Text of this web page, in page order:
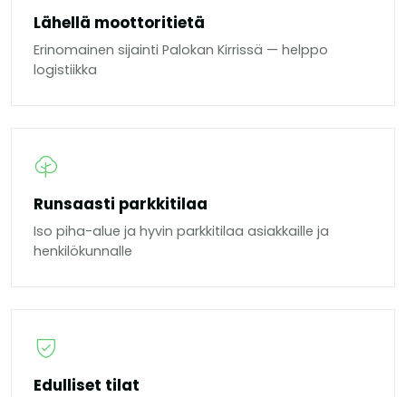
Lähellä moottoritietä
Erinomainen sijainti Palokan Kirrissä — helppo
logistiikka
Runsaasti parkkitilaa
Iso piha-alue ja hyvin parkkitilaa asiakkaille ja
henkilökunnalle
Edulliset tilat